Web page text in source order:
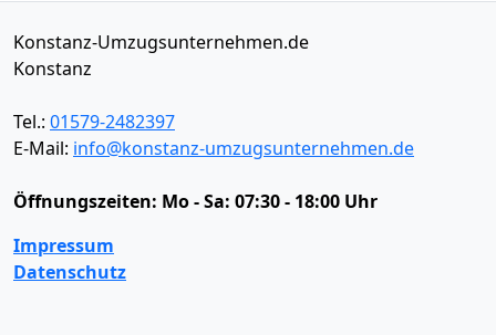
Konstanz-Umzugsunternehmen.de
Konstanz
Tel.: 01579-2482397
E-Mail: info@konstanz-umzugsunternehmen.de
Öffnungszeiten: Mo - Sa: 07:30 - 18:00 Uhr
Impressum
Datenschutz